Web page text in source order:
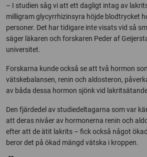
– I studien såg vi att ett dagligt intag av
milligram glycyrrhizinsyra höjde blodtrycket
personer. Det har tidigare inte visats vid så
säger läkaren och forskaren Peder af
universitet.
Forskarna kunde också se att två hormon
vätskebalansen, renin och aldosteron,
av båda dessa hormon sjönk vid
Den fjärdedel av studiedeltagarna som var
att deras nivåer av hormonerna renin och
efter att de ätit lakrits – fick också något
beror det på ökad mängd vätska i kroppen.